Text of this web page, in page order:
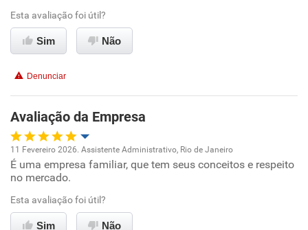
Benefícios
Recomenda esta empresa
Não recomenda a diretoria
Esta avaliação foi útil?
Sim Não
Denunciar
Avaliação da Empresa
Oportunidade de promoção
Ambiente de trabalho
11 Fevereiro 2026. Assistente Administrativo, Rio de Janeiro
É uma empresa familiar, que tem seus conceitos e respeito
no mercado.
Esta avaliação foi útil?
Sim Não